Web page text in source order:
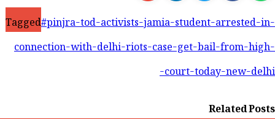
Tagged#pinjra-tod-activists-jamia-student-arrested-in-
connection-with-delhi-riots-case-get-bail-from-high-
court-today-new-delhi-
Related Posts